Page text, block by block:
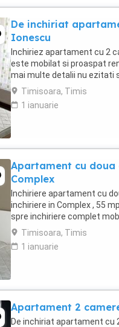
De inchiriat
Ionescu
Inchiriez apartament cu 2
este mobilat si proaspat
mai multe detalii nu ezitati
Timisoara, Timis
1 ianuarie
Apartament cu
Complex
Inchiriere apartament cu
inchiriere in Complex , 55
spre inchiriere complet
Timisoara, Timis
1 ianuarie
Apartament 2
De inchiriat apartament cu